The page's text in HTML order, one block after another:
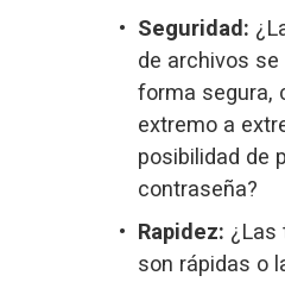
Seguridad:
de archivos se
forma segura,
extremo a
posibilidad de
contraseña?
Rapidez: ¿Las
son rápidas o